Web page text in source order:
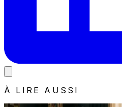
À LIRE AUSSI